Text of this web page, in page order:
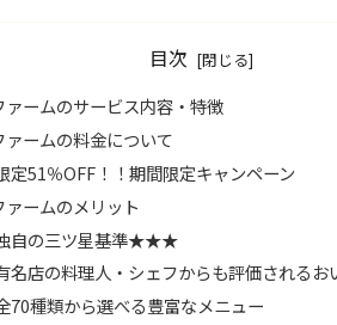
目次
ァームのサービス内容・特徴
ァームの料金について
定51％OFF！！期間限定キャンペーン
ァームのメリット
自の三ツ星基準★★★
名店の料理人・シェフからも評価されるお
70種類から選べる豊富なメニュー